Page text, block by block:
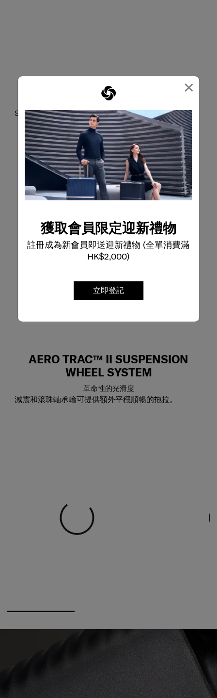
×
獲取會員限定迎新禮物
註冊成為新會員即送迎新禮物 (全單消費滿
HK$2,000)
立即登記
SAMSONITE極簡主義設計
Red Dot Winner
Samsonite極簡主義設計獲得德國紅點大獎殊榮。
AERO TRAC™ II SUSPENSION
WHEEL SYSTEM
革命性的光滑度
減震和滾珠軸承輪可提供額外平穩順暢的拖拉。